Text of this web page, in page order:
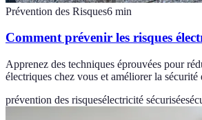
Prévention des Risques6 min
Comment prévenir les risques
Apprenez des techniques éprouvées pour
électriques chez vous et améliorer la sécurité
prévention des risquesélectricité sécurisée